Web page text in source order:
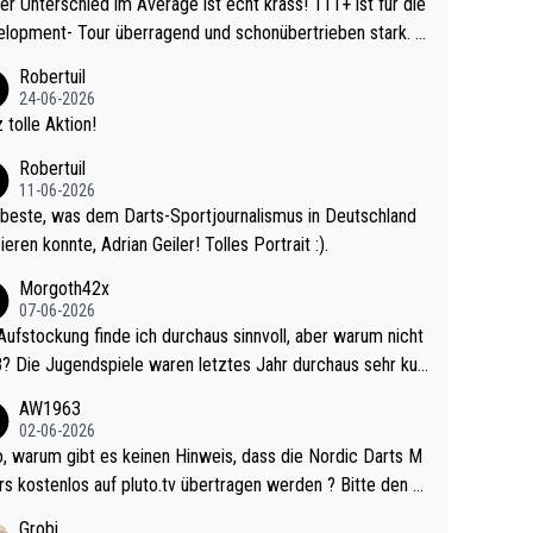
Tour überragend und schonübertrieben stark. U
Da gewinnst keinen Blumentopf - ist ja n
eines Kreisligisten vs einem Bu
Robertuil
24-06-2026
tolle Aktion!
Robertuil
11-06-2026
was dem Darts-Sportjournalismus in Deutschland
konnte, Adrian Geiler! Tolles Portrait :).
Morgoth42x
07-06-2026
finde ich durchaus sinnvoll, aber warum nicht
sehr kur
Somit ändert die automatische Qualifikation des Weltm
nichts. Ich denke sie wollen damit für nächste
AW1963
02-06-2026
M
kostenlos auf pluto.tv übertragen werden ? Bitte den A